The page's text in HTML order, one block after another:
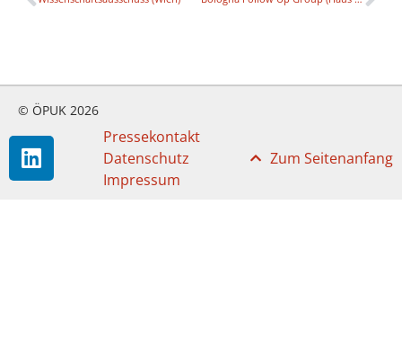
© ÖPUK 2026
Pressekontakt
Datenschutz
Impressum
Zum Seitenanfang